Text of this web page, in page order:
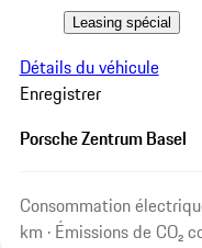
Leasing spécial
Détails du véhicule
Enregistrer
Porsche Zentrum Basel
Consommation
km · Émissions de CO₂